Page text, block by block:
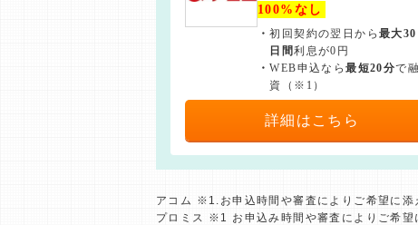
100%なし
・初回契約の翌日から最大30
日間利息が0円
・WEB申込なら最短20分で融
資（※1）
詳細はこちら
アコム ※1.お申込時間や審査によりご希望に添
プロミス ※1 お申込み時間や審査によりご希望